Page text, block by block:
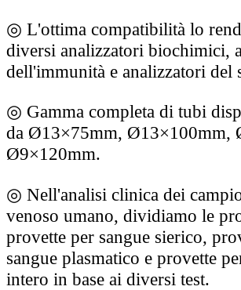
◎ L'ottima compatibilità lo
diversi analizzatori biochimici,
dell'immunità e analizzatori del
◎ Gamma completa di tubi
da Ø13×75mm, Ø13×100mm,
Ø9×120mm.
◎ Nell'analisi clinica dei
venoso umano, dividiamo le
provette per sangue sierico,
sangue plasmatico e provette
intero in base ai diversi test.